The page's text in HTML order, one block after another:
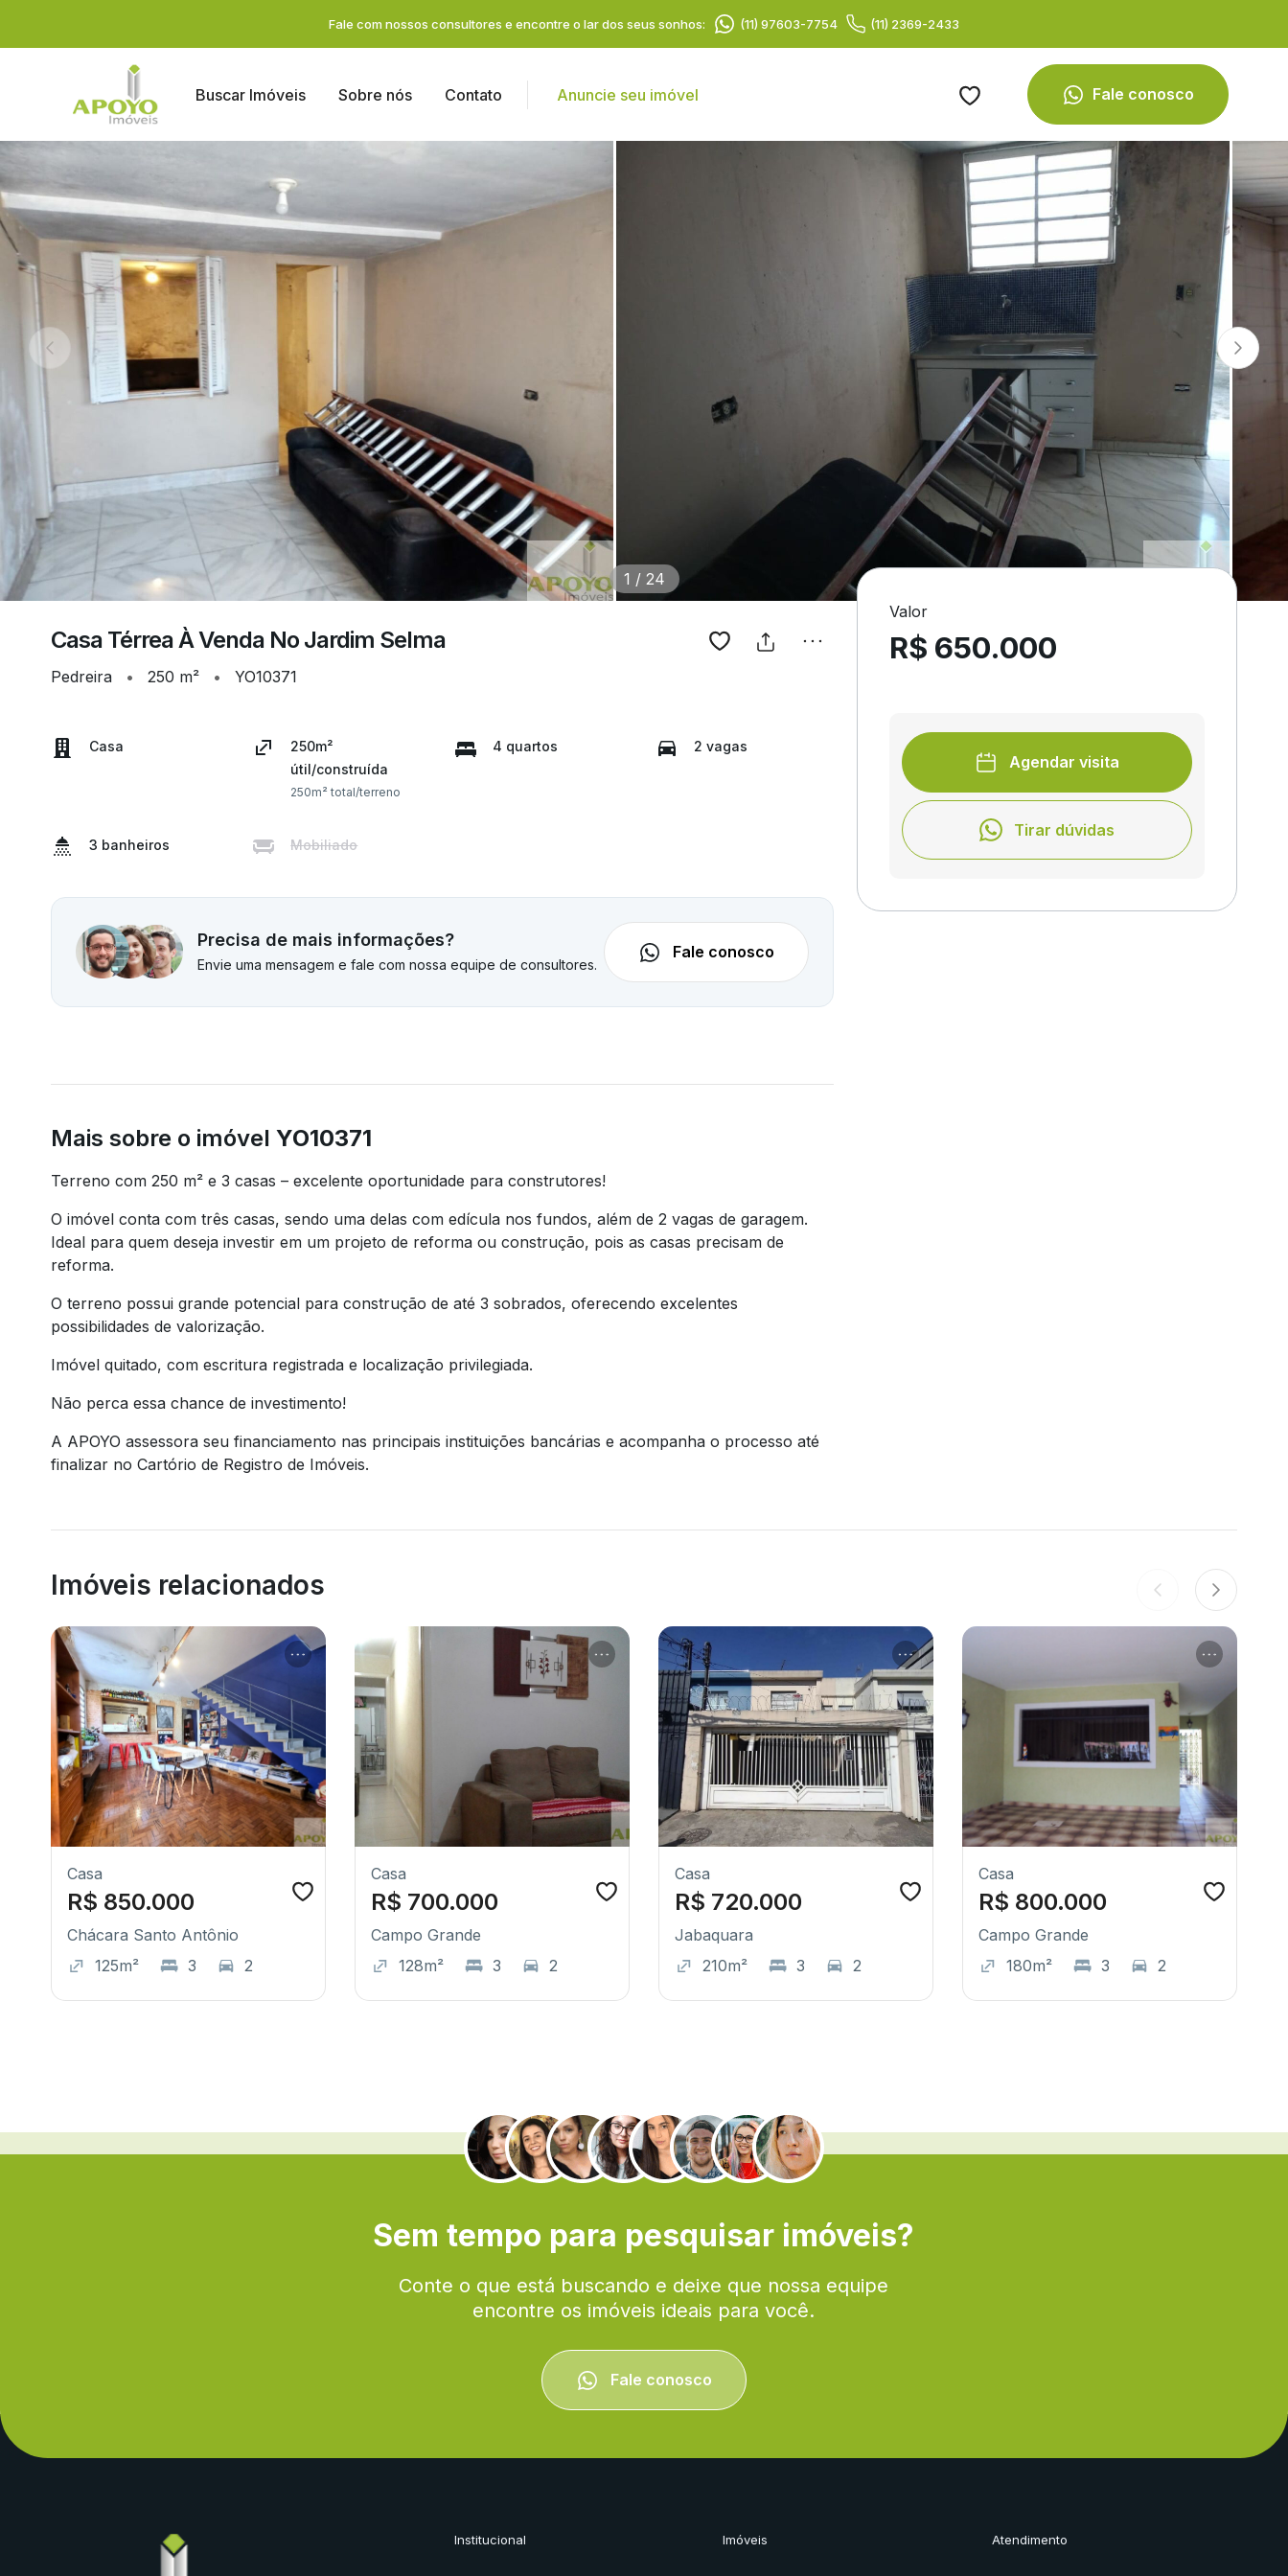
Fale com nossos consultores e encontre o lar dos seus sonhos: (11) 97603-7754 (11) 2369-2433
Buscar Imóveis Sobre nós Contato Anuncie seu imóvel Fale conosco
1 / 24
Casa Térrea À Venda No Jardim Selma
Pedreira • 250 m² • YO10371
Casa
250m²
útil/construída
250m² total/terreno
4 quartos 2 vagas
3 banheiros Mobiliado
Precisa de mais informações?
Envie uma mensagem e fale com nossa equipe de consultores.
Fale conosco
Mais sobre o imóvel YO10371
Terreno com 250 m² e 3 casas – excelente oportunidade para construtores!
O imóvel conta com três casas, sendo uma delas com edícula nos fundos, além de 2 vagas de garagem.
Ideal para quem deseja investir em um projeto de reforma ou construção, pois as casas precisam de
reforma.
O terreno possui grande potencial para construção de até 3 sobrados, oferecendo excelentes
possibilidades de valorização.
Imóvel quitado, com escritura registrada e localização privilegiada.
Não perca essa chance de investimento!
A APOYO assessora seu financiamento nas principais instituições bancárias e acompanha o processo até
finalizar no Cartório de Registro de Imóveis.
Valor
R$ 650.000
Agendar visita
Tirar dúvidas
Imóveis relacionados
Casa
R$ 850.000
Chácara Santo Antônio
125m²
3 2
Casa
R$ 700.000
Campo Grande
128m²
3 2
Casa
R$ 720.000
Jabaquara
210m²
3 2
Casa
R$ 800.000
Campo Grande
180m²
3 2
.
Sem tempo para pesquisar imóveis?
Conte o que está buscando e deixe que nossa equipe
encontre os imóveis ideais para você.
Fale conosco
Institucional Imóveis Atendimento